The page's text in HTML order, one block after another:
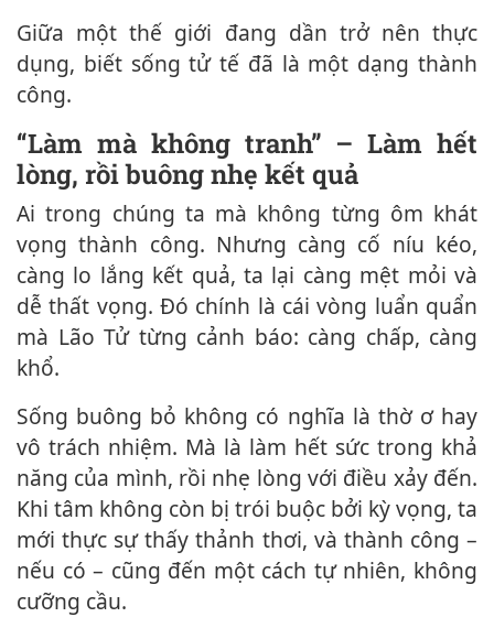
Giữa một thế giới đang dần trở nên thực
dụng, biết sống tử tế đã là một dạng thành
công.
“Làm mà không tranh” – Làm hết
lòng, rồi buông nhẹ kết quả
Ai trong chúng ta mà không từng ôm khát
vọng thành công. Nhưng càng cố níu kéo,
càng lo lắng kết quả, ta lại càng mệt mỏi và
dễ thất vọng. Đó chính là cái vòng luẩn quẩn
mà Lão Tử từng cảnh báo: càng chấp, càng
khổ.
Sống buông bỏ không có nghĩa là thờ ơ hay
vô trách nhiệm. Mà là làm hết sức trong khả
năng của mình, rồi nhẹ lòng với điều xảy đến.
Khi tâm không còn bị trói buộc bởi kỳ vọng, ta
mới thực sự thấy thảnh thơi, và thành công –
nếu có – cũng đến một cách tự nhiên, không
cưỡng cầu.